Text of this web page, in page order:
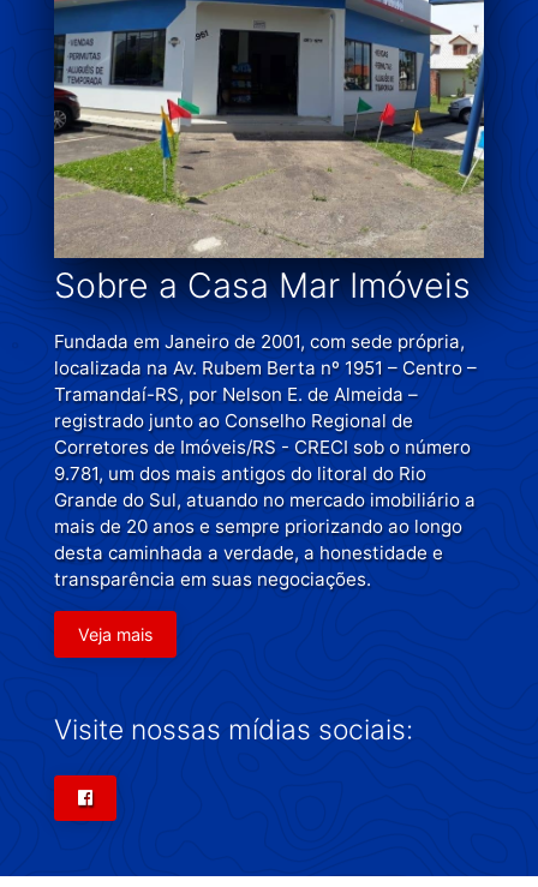
Sobre a Casa Mar Imóveis
Fundada em Janeiro de 2001, com sede própria,
localizada na Av. Rubem Berta nº 1951 – Centro –
Tramandaí-RS, por Nelson E. de Almeida –
registrado junto ao Conselho Regional de
Corretores de Imóveis/RS - CRECI sob o número
9.781, um dos mais antigos do litoral do Rio
Grande do Sul, atuando no mercado imobiliário a
mais de 20 anos e sempre priorizando ao longo
desta caminhada a verdade, a honestidade e
transparência em suas negociações.
Veja mais
Visite nossas mídias sociais: